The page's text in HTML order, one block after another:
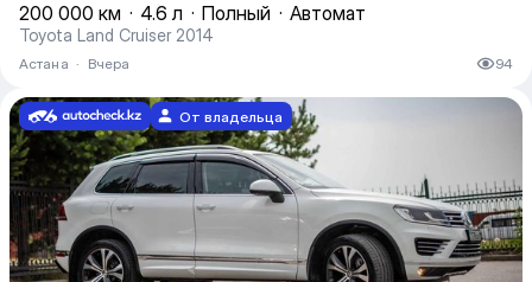
200 000 км · 4.6 л · Полный · Автомат
Toyota Land Cruiser 2014
Астана · Вчера 94
От владельца